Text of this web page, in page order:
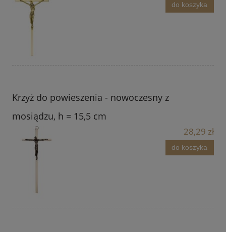
do koszyka
Krzyż do powieszenia - nowoczesny z
mosiądzu, h = 15,5 cm
28,29 zł
do koszyka